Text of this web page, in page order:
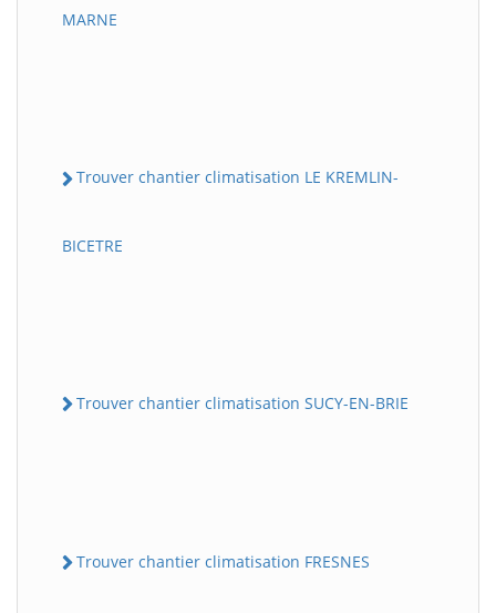
MARNE
Trouver chantier climatisation LE KREMLIN-
BICETRE
Trouver chantier climatisation SUCY-EN-BRIE
Trouver chantier climatisation FRESNES